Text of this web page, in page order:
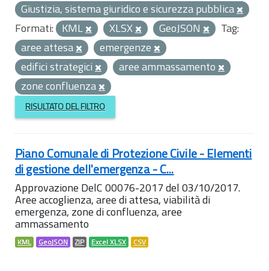
Giustizia, sistema giuridico e sicurezza pubblica
Formati: KML XLSX GeoJSON
Tag:
aree attesa
emergenze
edifici strategici
aree ammassamento
zone confluenza
RISULTATO DEL FILTRO
Piano Comunale di Protezione Civile - Elementi
di gestione dell'emergenza - C...
Approvazione DelC 00076-2017 del 03/10/2017.
Aree accoglienza, aree di attesa, viabilità di
emergenza, zone di confluenza, aree
ammassamento
KML GeoJSON ZIP Excel XLSX CSV